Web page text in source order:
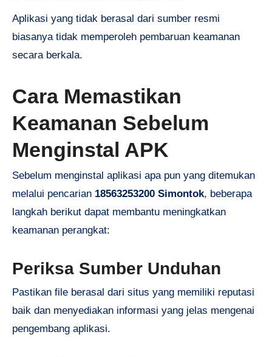
Aplikasi yang tidak berasal dari sumber resmi
biasanya tidak memperoleh pembaruan keamanan
secara berkala.
Cara Memastikan
Keamanan Sebelum
Menginstal APK
Sebelum menginstal aplikasi apa pun yang ditemukan
melalui pencarian 18563253200 Simontok, beberapa
langkah berikut dapat membantu meningkatkan
keamanan perangkat:
Periksa Sumber Unduhan
Pastikan file berasal dari situs yang memiliki reputasi
baik dan menyediakan informasi yang jelas mengenai
pengembang aplikasi.